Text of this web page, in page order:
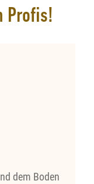
Profis!
dem Boden